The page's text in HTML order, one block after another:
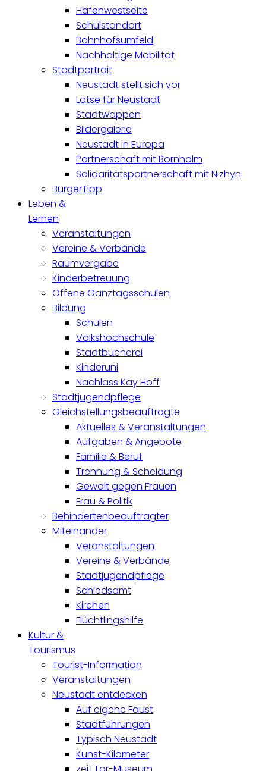
Hafenwestseite
Schulstandort
Bahnhofsumfeld
Nachhaltige Mobilität
Stadtportrait
Neustadt stellt sich vor
Lotse für Neustadt
Stadtwappen
Bildergalerie
Neustadt in Europa
Partnerschaft mit Bornholm
Solidaritätspartnerschaft mit Nizhyn
BürgerTipp
Leben &
Lernen
Veranstaltungen
Vereine & Verbände
Raumvergabe
Kinderbetreuung
Offene Ganztagsschulen
Bildung
Schulen
Volkshochschule
Stadtbücherei
Kinderuni
Nachlass Kay Hoff
Stadtjugendpflege
Gleichstellungsbeauftragte
Aktuelles & Veranstaltungen
Aufgaben & Angebote
Familie & Beruf
Trennung & Scheidung
Gewalt gegen Frauen
Frau & Politik
Behindertenbeauftragter
Miteinander
Veranstaltungen
Vereine & Verbände
Stadtjugendpflege
Schiedsamt
Kirchen
Flüchtlingshilfe
Kultur &
Tourismus
Tourist-Information
Veranstaltungen
Neustadt entdecken
Auf eigene Faust
Stadtführungen
Typisch Neustadt
Kunst-Kilometer